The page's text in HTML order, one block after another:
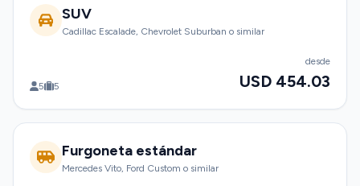
SUV
Cadillac Escalade, Chevrolet Suburban o similar
5 5
desde
USD 454.03
Furgoneta estándar
Mercedes Vito, Ford Custom o similar